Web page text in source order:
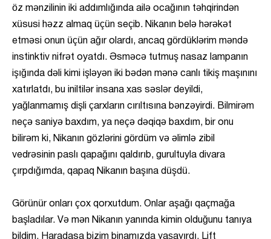
öz mənzilinin iki addımlığında ailə ocağının təhqirindən
xüsusi həzz almaq üçün seçib. Nikanın belə hərəkət
etməsi onun üçün ağır olardı, ancaq gördüklərim məndə
instinktiv nifrət oyatdı. Əsməcə tutmuş nasaz lampanın
işığında dəli kimi işləyən iki bədən mənə canlı tikiş maşınını
xatırlatdı, bu iniltilər insana xas səslər deyildi,
yağlanmamış dişli çarxların cırıltısına bənzəyirdi. Bilmirəm
neçə saniyə baxdım, ya neçə dəqiqə baxdım, bir onu
bilirəm ki, Nikanın gözlərini gördüm və əlimlə zibil
vedrəsinin paslı qapağını qaldırıb, gurultuyla divara
çırpdığımda, qapaq Nikanın başına düşdü.
Görünür onları çox qorxutdum. Onlar aşağı qaçmağa
başladılar. Və mən Nikanın yanında kimin olduğunu tanıya
bildim. Haradasa bizim binamızda yaşayırdı. Lift